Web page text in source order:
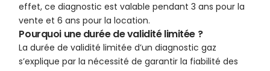
effet, ce diagnostic est valable pendant 3 ans pour la
vente et 6 ans pour la location.
Pourquoi une durée de validité limitée ?
La durée de validité limitée d’un diagnostic gaz
s’explique par la nécessité de garantir la fiabilité des